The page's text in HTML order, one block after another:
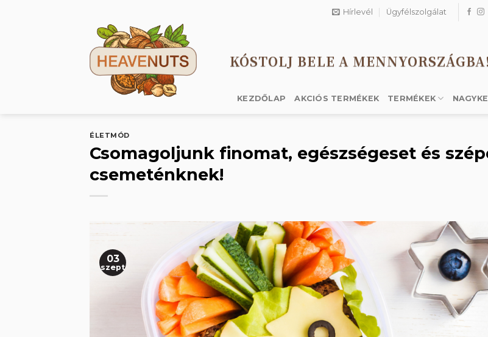
Hírlevél Ügyfélszolgálat
KÓSTOLJ BELE A MENNYORSZÁGBA!
KEZDŐLAP AKCIÓS TERMÉKEK TERMÉKEK
ÉLETMÓD
Csomagoljunk finomat, egészségeset és
csemeténknek!
03
szept